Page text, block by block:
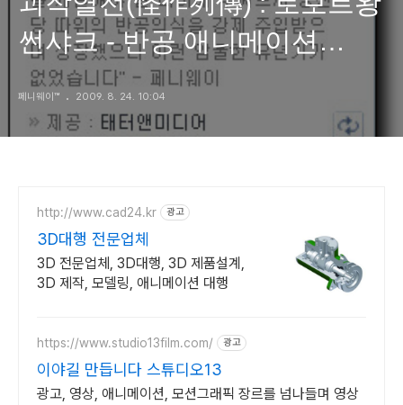
썬샤크 - 반공 애니메이션
시대의 종식을 고하다
페니웨이™ 2009. 8. 24. 10:04
http://www.cad24.kr 광고
3D대행 전문업체
3D 전문업체, 3D대행, 3D 제품설계,
3D 제작, 모델링, 애니메이션 대행
https://www.studio13film.com/ 광고
이야길 만듭니다 스튜디오13
광고, 영상, 애니메이션, 모션그래픽 장르를 넘나들며 영상